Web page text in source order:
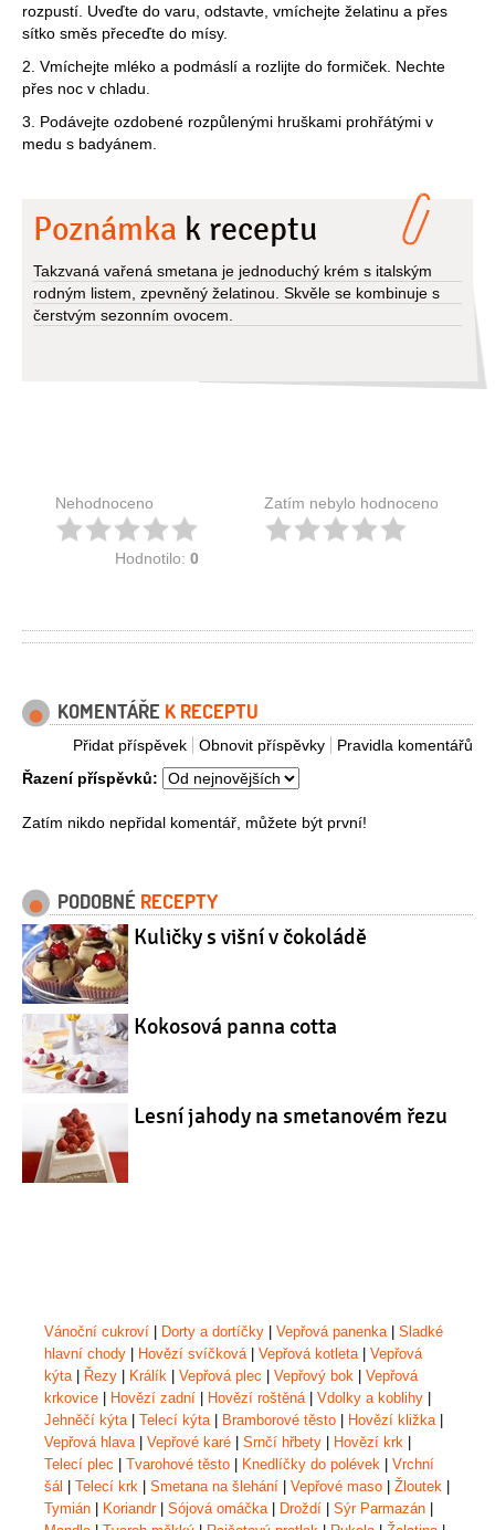
rozpustí. Uveďte do varu, odstavte, vmíchejte želatinu a přes
sítko směs přeceďte do mísy.
2. Vmíchejte mléko a podmáslí a rozlijte do formiček. Nechte
přes noc v chladu.
3. Podávejte ozdobené rozpůlenými hruškami prohřátými v
medu s badyánem.
Poznámka k receptu
Takzvaná vařená smetana je jednoduchý krém s italským
rodným listem, zpevněný želatinou. Skvěle se kombinuje s
čerstvým sezonním ovocem.
Nehodnoceno
Hodnotilo: 0
Zatím nebylo hodnoceno
KOMENTÁŘE K RECEPTU
Pravidla komentářů
Obnovit příspěvky
Přidat příspěvek
Řazení příspěvků:
Zatím nikdo nepřidal komentář, můžete být první!
PODOBNÉ RECEPTY
Kuličky s višní v čokoládě
Kokosová panna cotta
Lesní jahody na smetanovém řezu
Vánoční cukroví | Dorty a dortíčky | Vepřová panenka | Sladké
hlavní chody | Hovězí svíčková | Vepřová kotleta | Vepřová
kýta | Řezy | Králík | Vepřová plec | Vepřový bok | Vepřová
krkovice | Hovězí zadní | Hovězí roštěná | Vdolky a koblihy |
Jehněčí kýta | Telecí kýta | Bramborové těsto | Hovězí kližka |
Vepřová hlava | Vepřové karé | Srnčí hřbety | Hovězí krk |
Telecí plec | Tvarohové těsto | Knedlíčky do polévek | Vrchní
šál | Telecí krk | Smetana na šlehání | Vepřové maso | Žloutek |
Tymián | Koriandr| Sójová omáčka | Droždí | Sýr Parmazán |